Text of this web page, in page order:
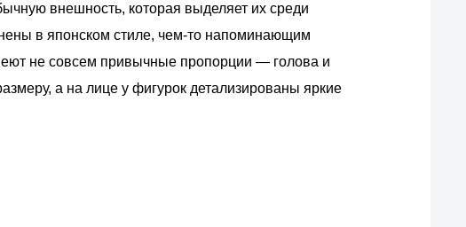
внешность, которая выделяет их среди
в японском стиле, чем-то напоминающим
не совсем привычные пропорции — голова и
а на лице у фигурок детализированы яркие